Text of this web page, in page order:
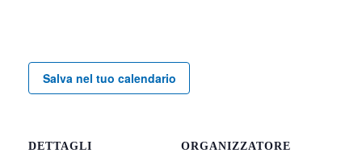
Salva nel tuo calendario
DETTAGLI ORGANIZZATORE